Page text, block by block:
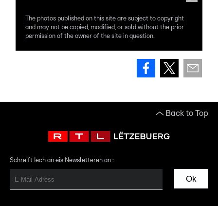
The photos published on this site are subject to copyright
and may not be copied, modified, or sold without the prior
permission of the owner of the site in question.
Back to Top
Schreift Iech an eis Newsletteren an :
Ok